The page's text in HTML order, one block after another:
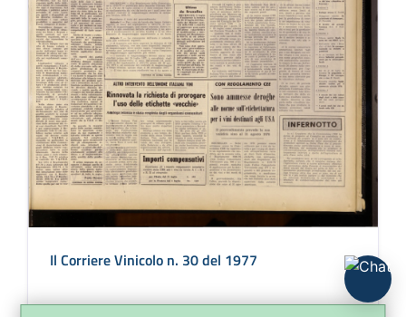
Il Corriere Vinicolo n. 30 del 1977